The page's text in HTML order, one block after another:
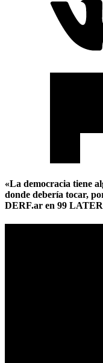
«La democracia tiene
donde debería tocar,
DERF.ar en 99